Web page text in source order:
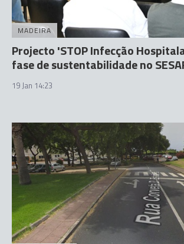
MADEIRA
Projecto 'STOP Infecção
fase de sustentabilidade no
19 Jan 14:23